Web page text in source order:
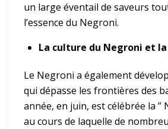
un large éventail de saveurs
l’essence du Negroni.
La culture du Negroni et
Le Negroni a également
qui dépasse les frontières des
année, en juin, est célébrée la ”
au cours de laquelle de